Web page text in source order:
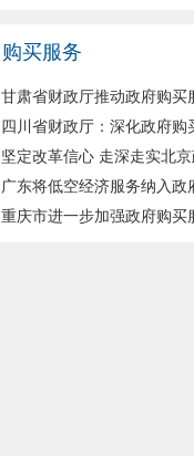
购买服务
甘肃省财政厅推动政府购买
四川省财政厅：深化政府购
坚定改革信心 走深走实北
广东将低空经济服务纳入政
重庆市进一步加强政府购买